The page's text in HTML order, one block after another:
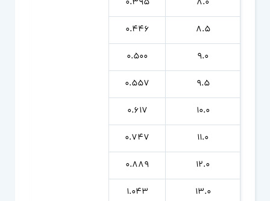
8.0
0.395
8.5
0.446
9.0
0.500
9.5
0.557
10.0
0.617
11.0
0.747
12.0
0.889
13.0
1.043